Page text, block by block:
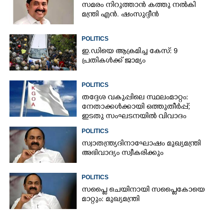
സമരം നിറുത്താൻ കത്തു നൽകി
മന്ത്രി എൻ. ഷംസുദ്ദീൻ
POLITICS
ഇ.ഡിയെ ആക്രമിച്ച കേസ്: 9
പ്രതികൾക്ക് ജാമ്യം
POLITICS
തദ്ദേശ വകുപ്പിലെ സ്ഥലംമാറ്റം:
നേതാക്കൾക്കായി ഒത്തുതീർപ്പ്;
ഇടതു സംഘടനയിൽ വിവാദം
POLITICS
സ്വാതന്ത്ര്യദിനാഘോഷം മുഖ്യമന്ത്രി
അഭിവാദ്യം സ്വീകരിക്കും
POLITICS
സപ്ലൈ ചെയിനായി സപ്ലൈകോയെ
മാറ്റും: മുഖ്യമന്ത്രി